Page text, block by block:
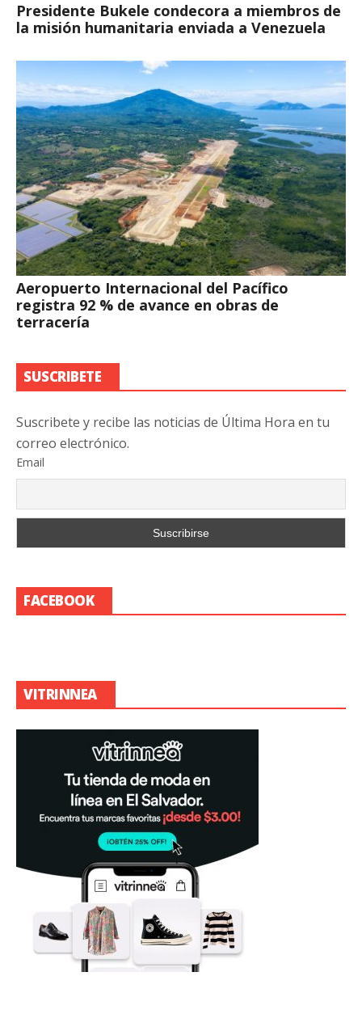
Presidente Bukele condecora a miembros de
la misión humanitaria enviada a Venezuela
Aeropuerto Internacional del Pacífico
registra 92 % de avance en obras de
terracería
SUSCRIBETE
Suscribete y recibe las noticias de Última Hora en tu
correo electrónico.
Email
FACEBOOK
VITRINNEA